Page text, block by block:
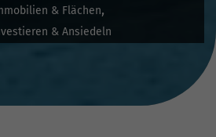
& Flächen
& Ansiedeln